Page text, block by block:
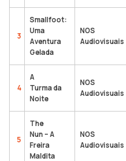
3
Smallfoot:
Uma
Aventura
Gelada
NOS
Audiovisuais
4
A
Turma da
Noite
NOS
Audiovisuais
5
The
Nun – A
Freira
Maldita
NOS
Audiovisuais